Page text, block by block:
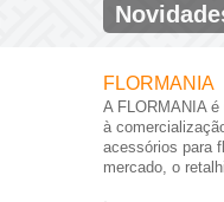
FLORMANIA
A FLORMANIA
à
acessórios para
mercado, o